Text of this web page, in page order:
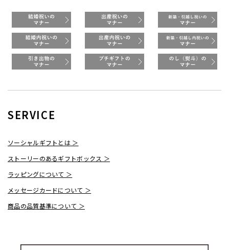
SERVICE
ソーシャルギフトとは ＞
ストーリーのあるギフトボックス ＞
ラッピングについて ＞
メッセージカードについて ＞
商品の品質基準について ＞